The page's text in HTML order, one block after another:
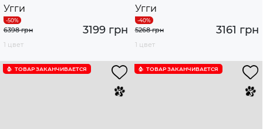
Угги
3199 грн
6398 грн
1 цвет
Угги
3161 грн
5268 грн
1 цвет
ТОВАР ЗАКАНЧИВАЕТСЯ ТОВАР ЗАКАНЧИВАЕТСЯ